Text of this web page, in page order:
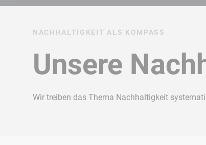
NACHHALTIGKEIT ALS KOMPASS
Unsere
Wir treiben das Thema Nachhaltigkeit